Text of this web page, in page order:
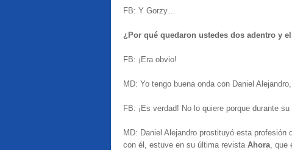
FB: Y Gorzy…
¿Por qué quedaron ustedes dos adentro y
FB: ¡Era obvio!
MD: Yo tengo buena onda con Daniel
FB: ¡Es verdad! No lo quiere porque durante
MD: Daniel Alejandro prostituyó esta
con él, estuve en su última revista Ahora, que